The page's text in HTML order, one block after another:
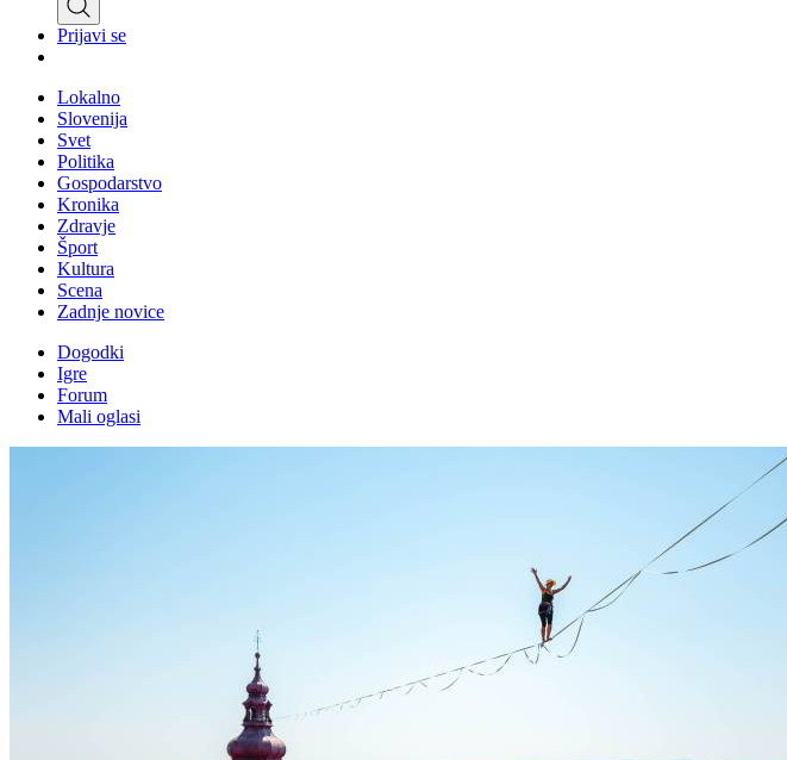
Prijavi se
Lokalno
Slovenija
Svet
Politika
Gospodarstvo
Kronika
Zdravje
Šport
Kultura
Scena
Zadnje novice
Dogodki
Igre
Forum
Mali oglasi